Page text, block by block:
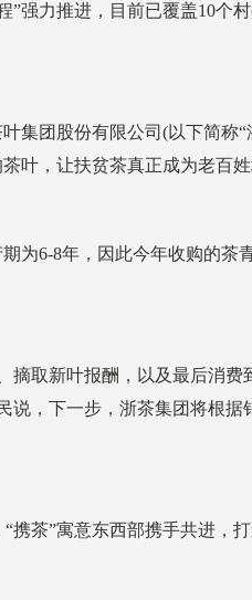
力推进，目前已覆盖10个村
团股份有限公司(以下简称“
叶，让扶贫茶真正成为老百姓
6-8年，因此今年收购的茶
取新叶报酬，以及最后消费
说，下一步，浙茶集团将根据
茶”寓意东西部携手共进，打